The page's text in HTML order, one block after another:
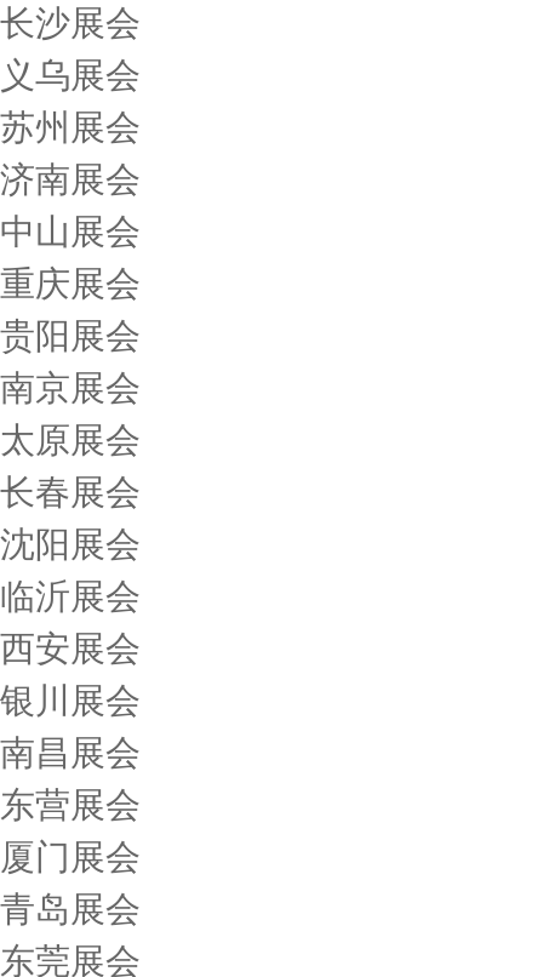
长沙展会
义乌展会
苏州展会
济南展会
中山展会
重庆展会
贵阳展会
南京展会
太原展会
长春展会
沈阳展会
临沂展会
西安展会
银川展会
南昌展会
东营展会
厦门展会
青岛展会
东莞展会